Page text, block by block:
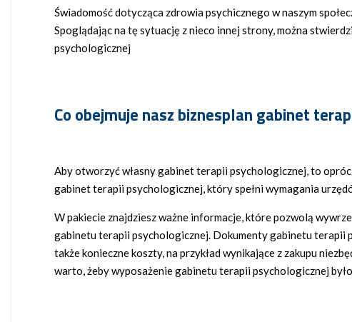
Świadomość dotycząca zdrowia psychicznego w naszym
Spoglądając na tę sytuację z nieco innej strony, można
psychologicznej
Co obejmuje nasz biznesplan gabinet
Aby otworzyć własny gabinet terapii psychologicznej, to
gabinet terapii psychologicznej, który spełni wymagania
W pakiecie znajdziesz ważne informacje, które pozwolą
gabinetu terapii psychologicznej. Dokumenty gabinetu terapii
także konieczne koszty, na przykład wynikające z zakupu
warto, żeby wyposażenie gabinetu terapii psychologicznej